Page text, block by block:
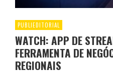
PUBLIEDITORIAL
WATCH: APP DE
FERRAMENTA DE
REGIONAIS